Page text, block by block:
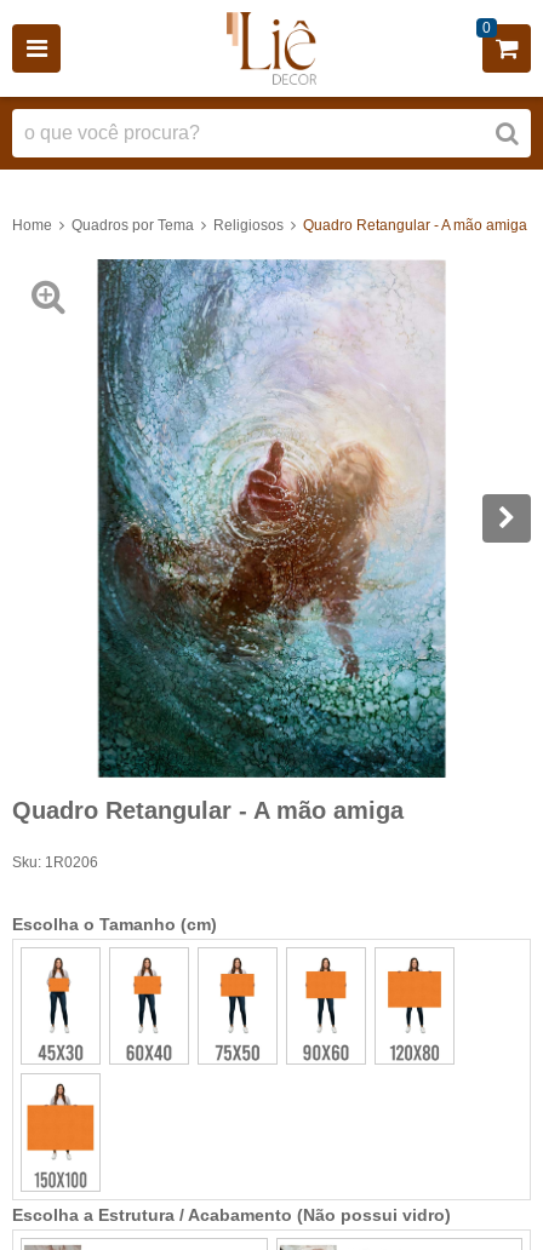
0
Home Quadros por Tema Religiosos Quadro Retangular - A mão amiga
Quadro Retangular - A mão amiga
Sku: 1R0206
Escolha a Estrutura / Acabamento (Não possui vidro)
Escolha o Tamanho (cm)